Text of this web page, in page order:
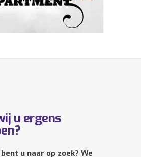
u ergens
u naar op zoek? We